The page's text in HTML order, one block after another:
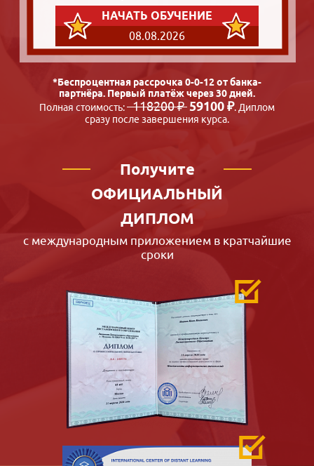
НАЧАТЬ ОБУЧЕНИЕ
08.08.2026
*Беспроцентная рассрочка 0-0-12 от банка-
партнёра. Первый платёж через 30 дней.
Полная стоимость:118200 ₽ 59100 ₽. Диплом
сразу после завершения курса.
Получите
ОФИЦИАЛЬНЫЙ
ДИПЛОМ
с международным приложением в кратчайшие
сроки